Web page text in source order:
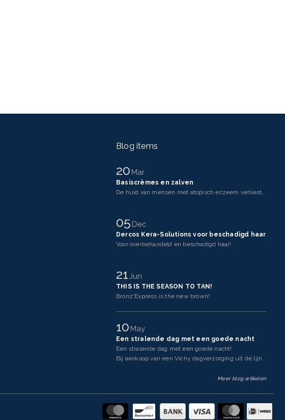
Blog items
20Mar
Basiscrèmes en zalven
De huid van mensen met atopisch eczeem verliest makkelijker vocht dan een gezonde huid. Dit komt doo
05Dec
Dercos Kera-Solutions voor beschadigd haar
Voor overbehandeld en beschadigd haar!
21Jun
THIS IS THE SEASON TO TAN!
Bronz'Express is the new brown!
10May
Een stralende dag met een goede nacht
Een stralende dag met een goede nacht!
Bij aankoop van een Vichy dagverzorging uit de lijnen Neovadi
Meer blog artikelen